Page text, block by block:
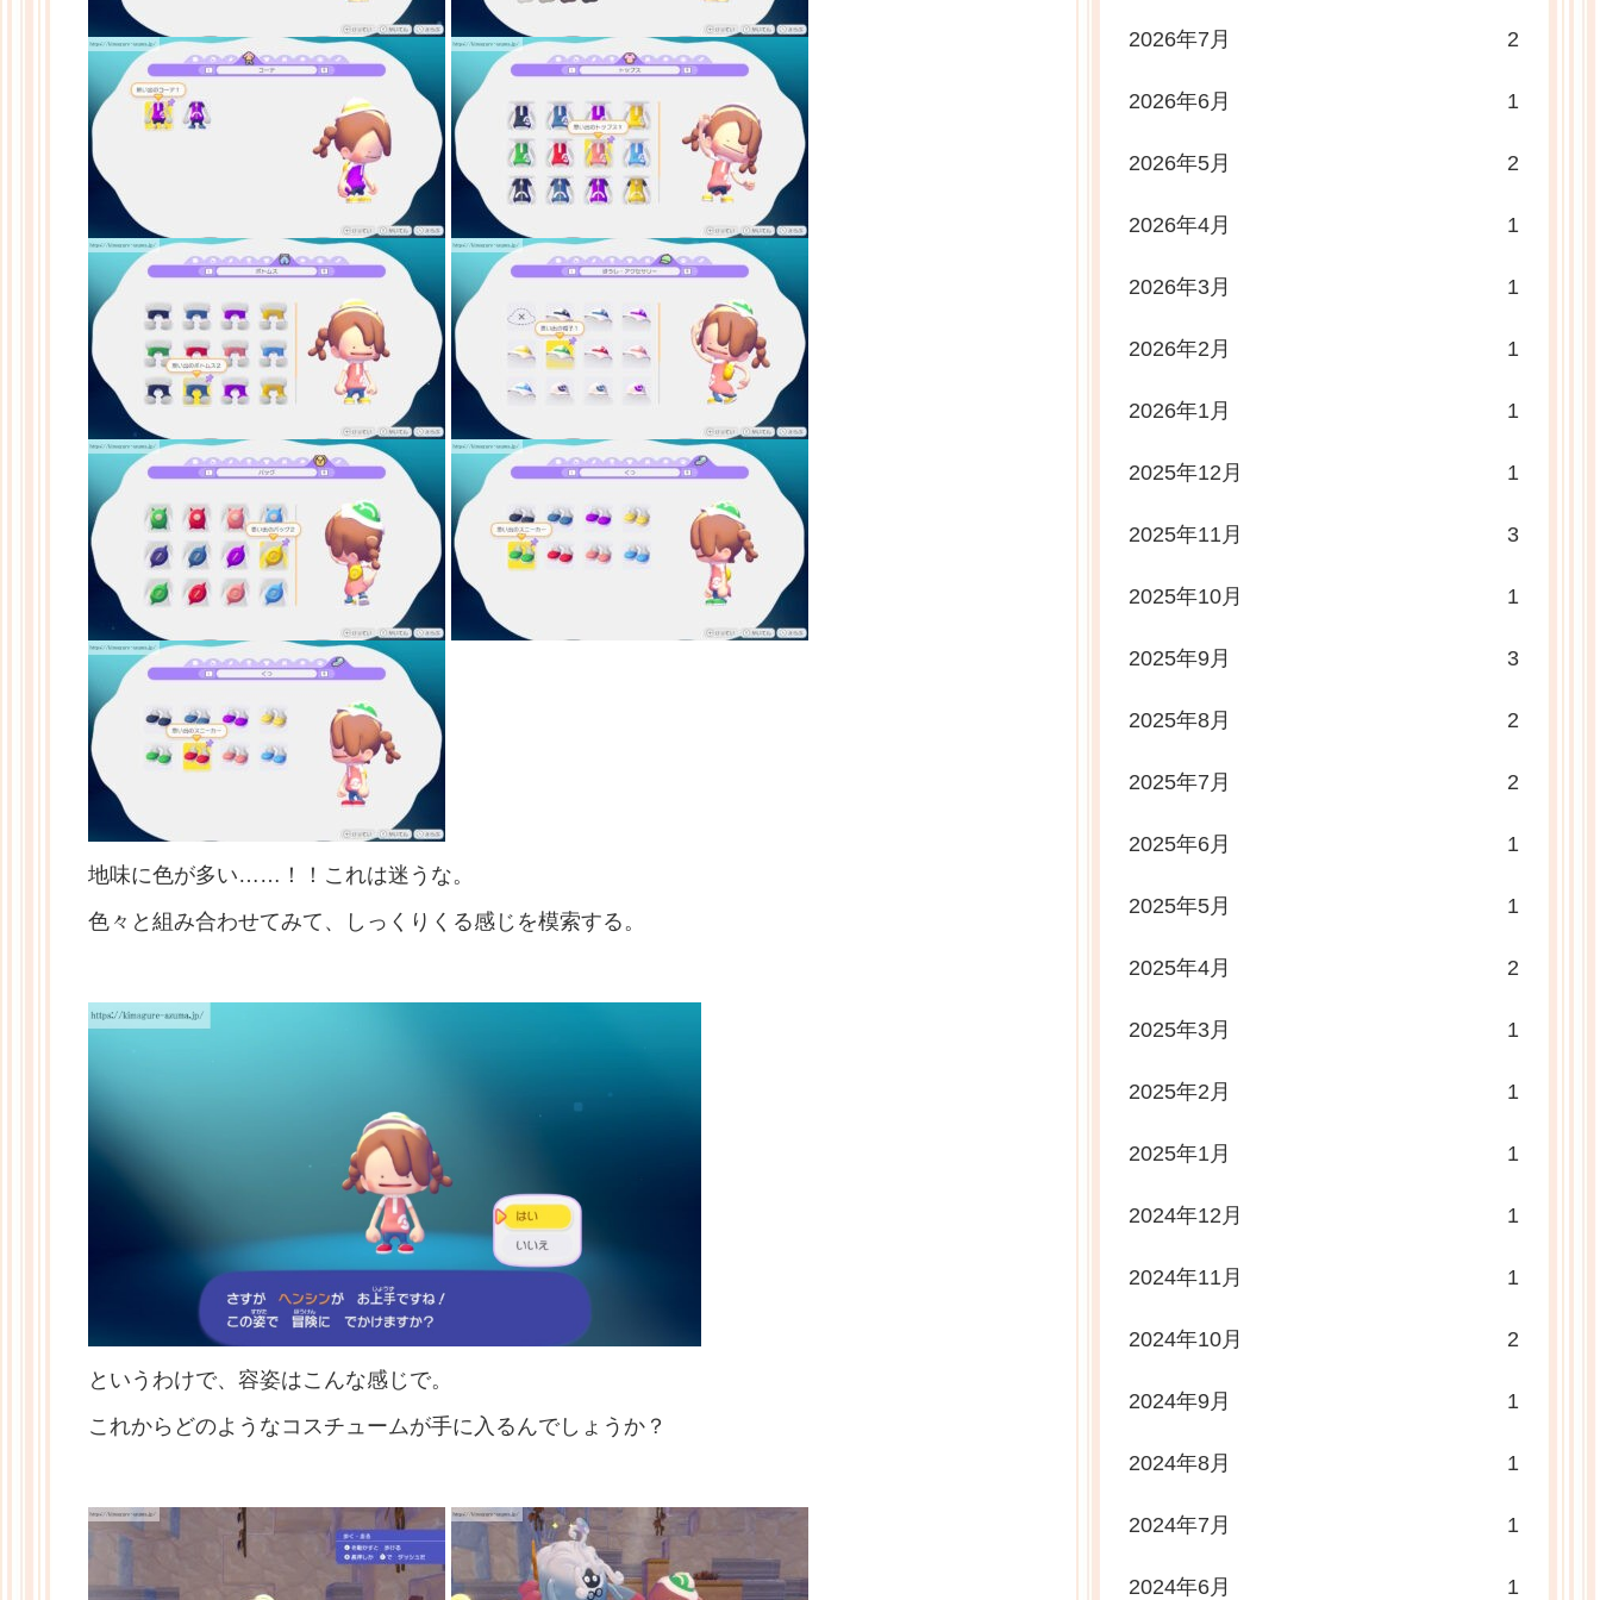
地味に色が多い……！！これは迷うな。
色々と組み合わせてみて、しっくりくる感じを模索する。
というわけで、容姿はこんな感じで。
これからどのようなコスチュームが手に入るんでしょうか？
2026年7月 2
2026年6月 1
2026年5月 2
2026年4月 1
2026年3月 1
2026年2月 1
2026年1月 1
2025年12月 1
2025年11月 3
2025年10月 1
2025年9月 3
2025年8月 2
2025年7月 2
2025年6月 1
2025年5月 1
2025年4月 2
2025年3月 1
2025年2月 1
2025年1月 1
2024年12月 1
2024年11月 1
2024年10月 2
2024年9月 1
2024年8月 1
2024年7月 1
2024年6月 1